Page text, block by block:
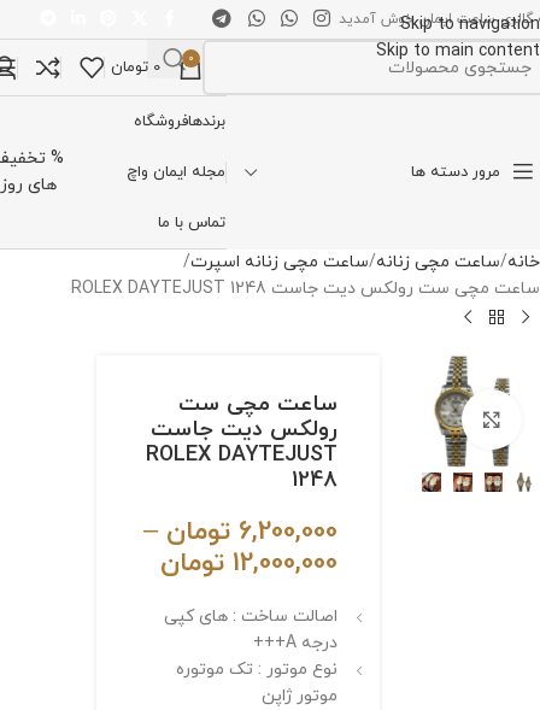
Skip to navigation
Skip to main content
گالری ساعت ایمان خوش آمدید
0
0 تومان
مرور دسته ها
برندهافروشگاه
مجله ایمان واچ
تماس با ما
%
های روز
خانه ساعت مچی زنانه ساعت مچی زنانه اسپرت
ساعت مچی ست رولکس دیت جاست ROLEX DAYTEJUST 1248
برای بزرگنمایی کلیک کنیدساعت مچی ست
رولکس دیت جاست
ROLEX DAYTEJUST
1248
6,200,000 تومان –
12,000,000 تومان
اصالت ساخت : های کپی
درجه A+++
نوع موتور : تک موتوره
موتور ژاپن